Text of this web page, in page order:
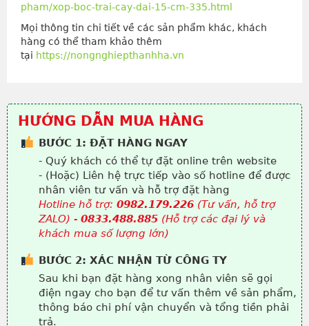
pham/xop-boc-trai-cay-dai-15-cm-335.html
Mọi thông tin chi tiết về các sản phẩm khác, khách
hàng có thể tham khảo thêm
tại https://nongnghiepthanhha.vn
HƯỚNG DẪN MUA HÀNG
BƯỚC 1: ĐẶT HÀNG NGAY
- Quý khách có thể tự đặt online trên website
- (Hoặc) Liên hệ trực tiếp vào số hotline để được
nhân viên tư vấn và hỗ trợ đặt hàng
Hotline hỗ trợ: 0982.179.226 (Tư vấn, hỗ trợ
ZALO) - 0833.488.885 (Hỗ trợ các đại lý và
khách mua số lượng lớn)
BƯỚC 2: XÁC NHẬN TỪ CÔNG TY
Sau khi bạn đặt hàng xong nhân viên sẽ gọi
điện ngay cho bạn để tư vấn thêm về sản phẩm,
thông báo chi phí vận chuyển và tổng tiền phải
trả.